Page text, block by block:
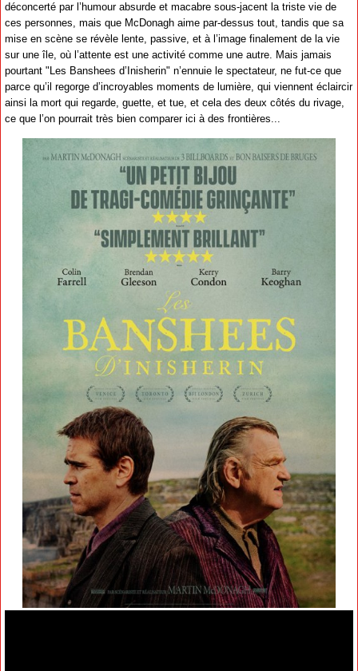
déconcerté par l’humour absurde et macabre sous-jacent la triste vie de
ces personnes, mais que McDonagh aime par-dessus tout, tandis que sa
mise en scène se révèle lente, passive, et à l’image finalement de la vie
sur une île, où l’attente est une activité comme une autre. Mais jamais
pourtant "Les Banshees d’Inisherin" n’ennuie le spectateur, ne fut-ce que
parce qu’il regorge d’incroyables moments de lumière, qui viennent éclaircir
ainsi la mort qui regarde, guette, et tue, et cela des deux côtés du rivage,
ce que l’on pourrait très bien comparer ici à des frontières...